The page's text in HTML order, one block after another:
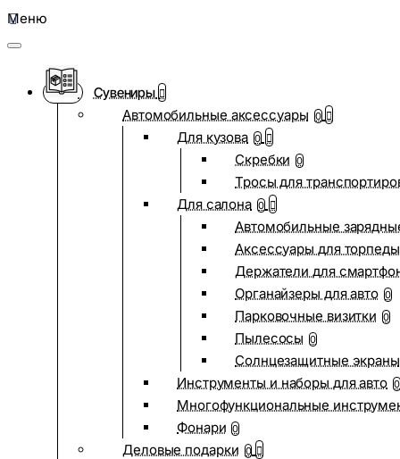
Меню
Сувениры
Автомобильные аксессуары 0
Для кузова 0
Скребки 0
Тросы для
Для салона 0
Автомобильные
Аксессуары для
Держатели для
Органайзеры для авто 0
Парковочные визитки 0
Пылесосы 0
Солнцезащитные экраны
Инструменты и наборы для авто 0
Многофункциональные
Фонари 0
Деловые подарки 0